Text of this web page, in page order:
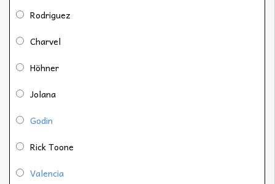
Rodriguez
Charvel
Höhner
Jolana
Godin
Rick Toone
Valencia